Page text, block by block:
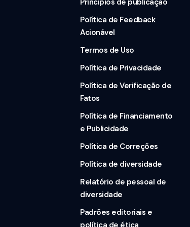
Política de Feedback
Acionável
Termos de Uso
Política de Privacidade
Política de Verificação de
Fatos
Política de Financiamento
e Publicidade
Política de Correções
Política de diversidade
Relatório de pessoal de
diversidade
Padrões editoriais e
política de ética